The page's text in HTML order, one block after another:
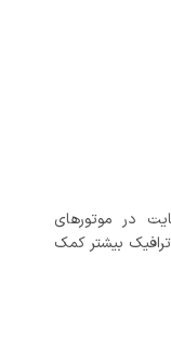
در موتورهای
بیشتر کمک